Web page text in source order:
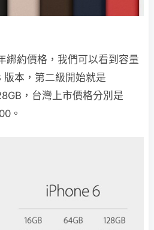
綁約價格，我們可以看到容量
本，第二級開始就是
，台灣上市價格分別是
。